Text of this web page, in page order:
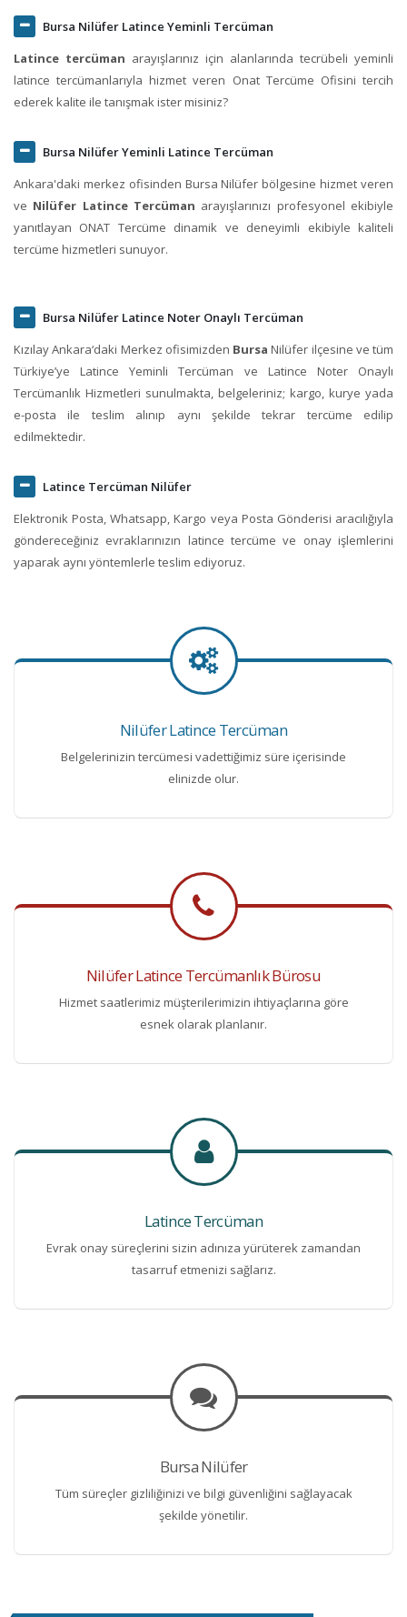
Bursa Nilüfer Latince Yeminli Tercüman
Latince tercüman arayışlarınız için alanlarında tecrübeli yeminli
latince tercümanlarıyla hizmet veren Onat Tercüme Ofisini tercih
ederek kalite ile tanışmak ister misiniz?
Bursa Nilüfer Yeminli Latince Tercüman
Ankara'daki merkez ofisinden Bursa Nilüfer bölgesine hizmet veren
ve Nilüfer Latince Tercüman arayışlarınızı profesyonel ekibiyle
yanıtlayan ONAT Tercüme dinamik ve deneyimli ekibiyle kaliteli
tercüme hizmetleri sunuyor.
Bursa Nilüfer Latince Noter Onaylı Tercüman
Kızılay Ankara‘daki Merkez ofisimizden Bursa Nilüfer ilçesine ve tüm
Türkiye’ye Latince Yeminli Tercüman ve Latince Noter Onaylı
Tercümanlık Hizmetleri sunulmakta, belgeleriniz; kargo, kurye yada
e-posta ile teslim alınıp aynı şekilde tekrar tercüme edilip
edilmektedir.
Latince Tercüman Nilüfer
Elektronik Posta, Whatsapp, Kargo veya Posta Gönderisi aracılığıyla
göndereceğiniz evraklarınızın latince tercüme ve onay işlemlerini
yaparak aynı yöntemlerle teslim ediyoruz.
Nilüfer Latince Tercüman
Belgelerinizin tercümesi vadettiğimiz süre içerisinde
elinizde olur.
Nilüfer Latince Tercümanlık Bürosu
Hizmet saatlerimiz müşterilerimizin ihtiyaçlarına göre
esnek olarak planlanır.
Latince Tercüman
Evrak onay süreçlerini sizin adınıza yürüterek zamandan
tasarruf etmenizi sağlarız.
Bursa Nilüfer
Tüm süreçler gizliliğinizi ve bilgi güvenliğini sağlayacak
şekilde yönetilir.